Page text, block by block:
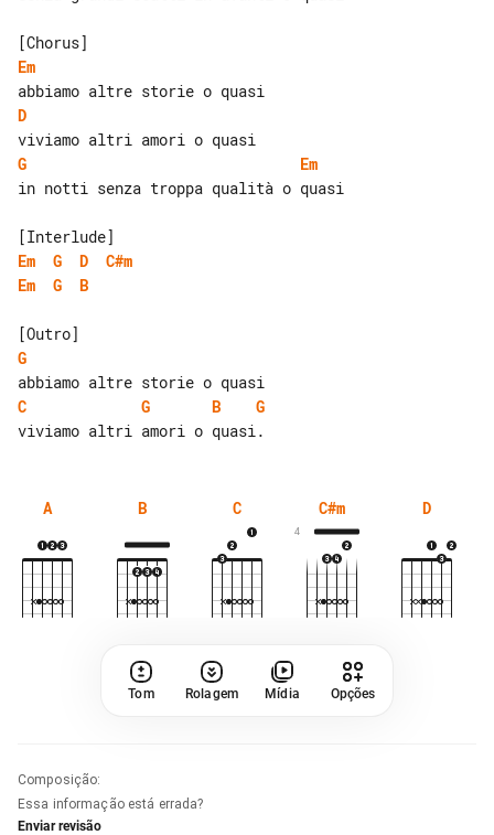
Em
D
G
Em
in notti senza troppa qualità o quasi
Em
G D
C#m
Em
G B
G
C
G B
G
A B C C#m
4
D
Tom Rolagem Mídia Opções
Composição:
Essa informação está errada?
Enviar revisão